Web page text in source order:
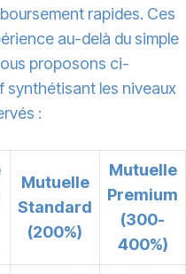
rapides. Ces
au-delà du simple
proposons ci-
synthétisant les niveaux
:
Mutuelle
Standard
(200%)
Mutuelle
Premium
(300-
400%)